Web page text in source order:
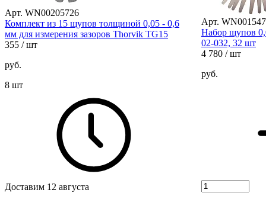
Арт. WN00205726
Комплект из 15 щупов толщиной 0,05 - 0,6
мм для измерения зазоров Thorvik TG15
355 / шт
руб.
8 шт
Доставим 12 августа
Арт.
Набор щупов
02-032, 32 шт
4 780 / шт
руб.